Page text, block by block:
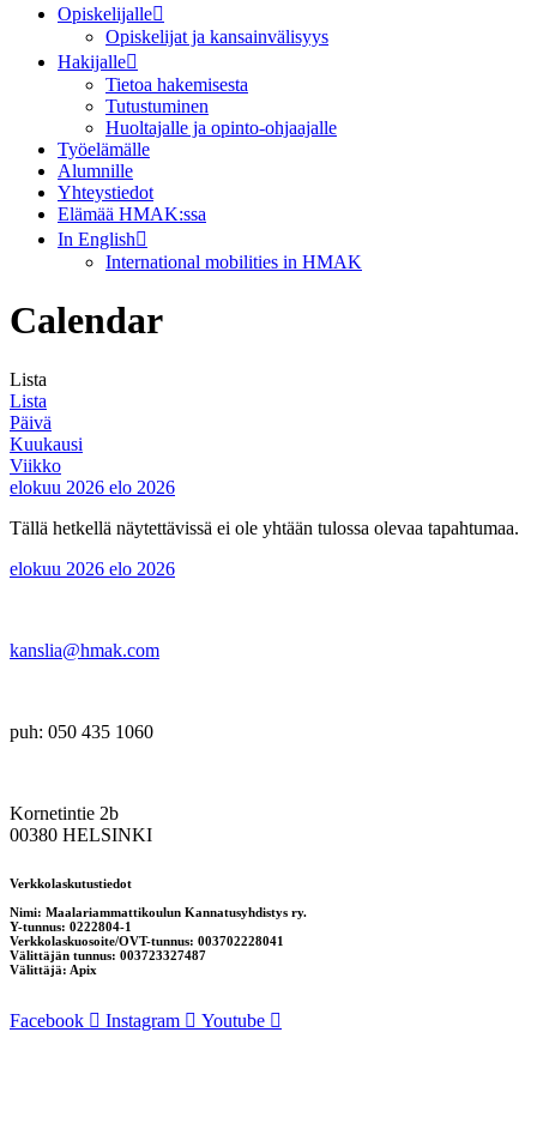
Opiskelijalle
Opiskelijat ja kansainvälisyys
Hakijalle
Tietoa hakemisesta
Tutustuminen
Huoltajalle ja opinto-ohjaajalle
Työelämälle
Alumnille
Yhteystiedot
Elämää HMAK:ssa
In English
International mobilities in HMAK
Calendar
Lista
Lista
Päivä
Kuukausi
Viikko
elokuu 2026 elo 2026
Tällä hetkellä näytettävissä ei ole yhtään tulossa olevaa tapahtumaa.
elokuu 2026 elo 2026
kanslia@hmak.com
puh: 050 435 1060
Kornetintie 2b
00380 HELSINKI
Verkkolaskutustiedot
Nimi: Maalariammattikoulun Kannatusyhdistys ry.
Y-tunnus: 0222804-1
Verkkolaskuosoite/OVT-tunnus: 003702228041
Välittäjän tunnus: 003723327487
Välittäjä: Apix
Facebook Instagram Youtube